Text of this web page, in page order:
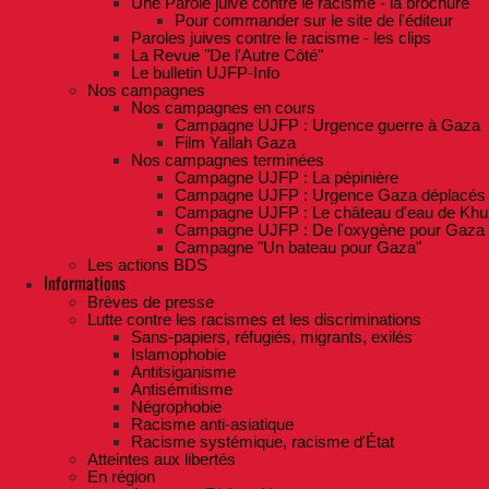
Pour commander sur le site de l'éditeur
Paroles juives contre le racisme - les clips
La Revue "De l'Autre Côté"
Le bulletin UJFP-Info
Nos campagnes
Nos campagnes en cours
Campagne UJFP : Urgence guerre à Gaza
Film Yallah Gaza
Nos campagnes terminées
Campagne UJFP : La pépinière
Campagne UJFP : Urgence Gaza déplacés
Campagne UJFP : Le château d'eau de
Campagne UJFP : De l'oxygène pour Gaza
Campagne "Un bateau pour Gaza"
Les actions BDS
Informations
Brèves de presse
Lutte contre les racismes et les discriminations
Sans-papiers, réfugiés, migrants, exilés
Islamophobie
Antitsiganisme
Antisémitisme
Négrophobie
Racisme anti-asiatique
Racisme systémique, racisme d'État
Atteintes aux libertés
En région